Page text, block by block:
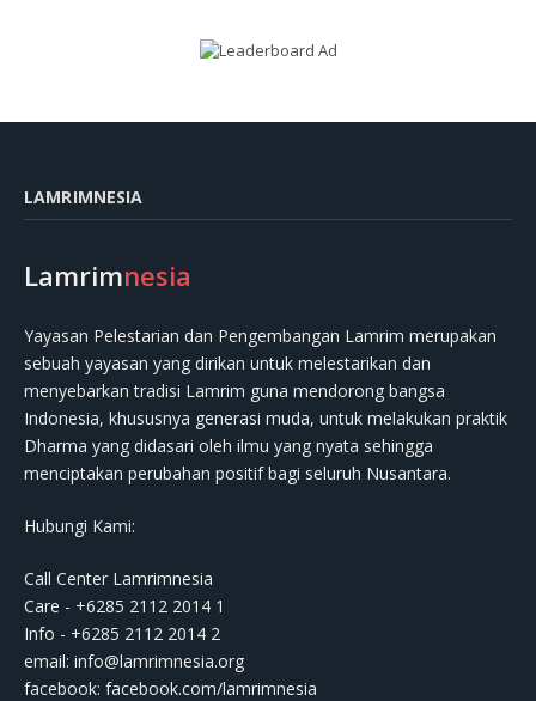
LAMRIMNESIA
Lamrimnesia
Yayasan Pelestarian dan Pengembangan Lamrim merupakan
sebuah yayasan yang dirikan untuk melestarikan dan
menyebarkan tradisi Lamrim guna mendorong bangsa
Indonesia, khususnya generasi muda, untuk melakukan praktik
Dharma yang didasari oleh ilmu yang nyata sehingga
menciptakan perubahan positif bagi seluruh Nusantara.
Hubungi Kami:
Call Center Lamrimnesia
Care - +6285 2112 2014 1
Info - +6285 2112 2014 2
email: info@lamrimnesia.org
facebook: facebook.com/lamrimnesia